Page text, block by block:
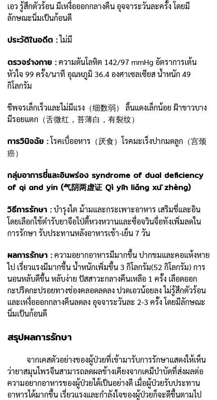
เอว รู้สึกตัวร้อน มีเหงื่อออกกลางคืน อุจจาระวันละครั้ง โดยมี
ลักษณะนิ่มเป็นก้อนดี
ประวัติในอดีต :ไม่มี
ตรวจร่างกาย :ความดันโลหิต 142/97 mmHg อัตราการเต้น
หัวใจ 99 ครั้ง/นาที อุณหภูมิ 36.4 องศาเซลเซียส น้ำหนัก 49
กิโลกรัม
ชีพจรเล็กเร็วและไม่มีแรง（细数弱） ลิ้นแดงเล็กน้อย ฝ้าขาวบาง
มีรอยแตก（舌微红，苔薄白，有裂纹）
การวินิจฉัย :โรคเบื่ออหาร（厌食）โรคมะเร็งปากมดลูก（宫颈
癌）
กลุ่มอาการชี่และอินพร่อง syndrome of dual deficiency
of qi and yin (气阴两虚证 Qì yīn liǎng xū zhèng)
วิธีการรักษา :บำรุงไต ม้ามและกระเพาะอาหาร เสริมชี่และอิน
โดยเลือกใช้ตำรับยาจือไป่ตี้หวงหวานและซื่อจวินจื่อทังเพิ่มลดใน
การรักษา รับประทานหลังอาหารเช้า-เย็น 7 วัน
ผลการรักษา :ความอยากอาหารมีมากขึ้น ปากขมและคอแห้งหาย
ไป เรี่ยวแรงมีมากขึ้น น้ำหนักเพิ่มขึ้น 3 กิโลกรัม(52 กิโลกรัม) การ
นอนหลับดีขึ้น หลับง่าย ปัสสาวะกลางคืนเหลือ 1 ครั้ง เลือดออก
กะปริดกะปรอยทางช่องคลอดลดลง ปวดเอวน้อยลง ไม่รู้สึกตัวร้อน
และเหงื่อออกกลางคืนลดลง อุจจาระวันละ 2-3 ครั้ง โดยมีลักษณะ
นิ่มเป็นก้อนดี
สรุปผลการรักษา
จากเคสตัวอย่างของผู้ป่วยที่เข้ามารับการรักษาแสดงให้เห็น
ว่ายาสมุนไพรจีนสามารถลดผลข้างเคียงจากเคมีบำบัดที่ส่งผลต่อ
ความอยากอาหารของผู้ป่วยได้เป็นอย่างดี เมื่อผู้ป่วยรับประทาน
อาหารได้มากขึ้น เรี่ยวแรงและกำลังใจของผู้ป่วยก็จะดีขึ้นตามไป